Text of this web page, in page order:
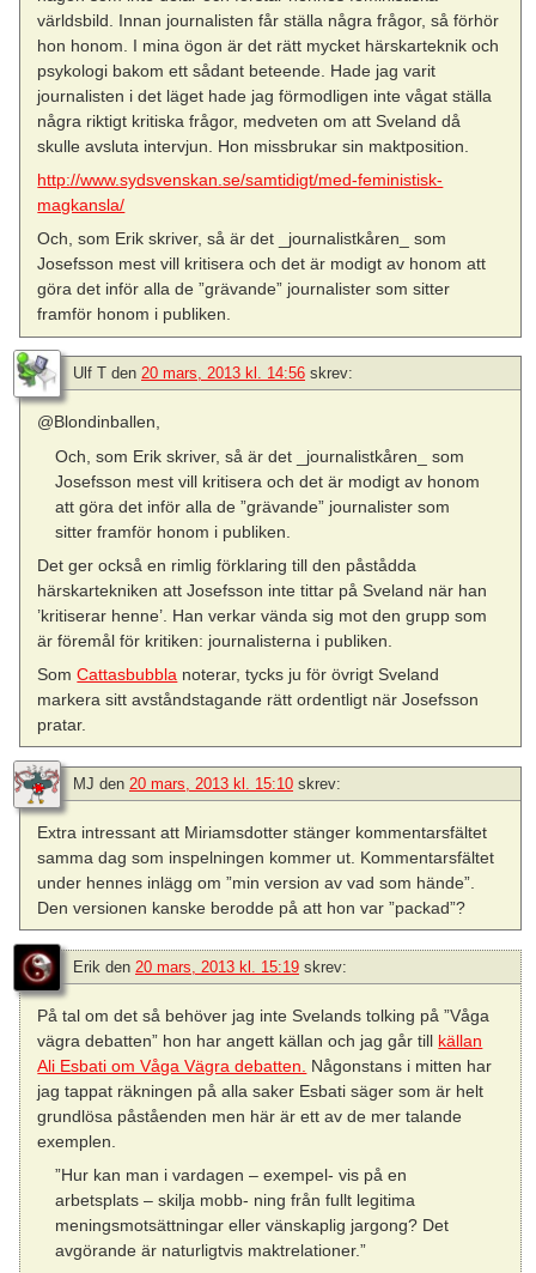
världsbild. Innan journalisten får ställa några frågor, så förhör
hon honom. I mina ögon är det rätt mycket härskarteknik och
psykologi bakom ett sådant beteende. Hade jag varit
journalisten i det läget hade jag förmodligen inte vågat ställa
några riktigt kritiska frågor, medveten om att Sveland då
skulle avsluta intervjun. Hon missbrukar sin maktposition.
http://www.sydsvenskan.se/samtidigt/med-feministisk-
magkansla/
Och, som Erik skriver, så är det _journalistkåren_ som
Josefsson mest vill kritisera och det är modigt av honom att
göra det inför alla de ”grävande” journalister som sitter
framför honom i publiken.
Ulf T den 20 mars, 2013 kl. 14:56 skrev:
@Blondinballen,
Och, som Erik skriver, så är det _journalistkåren_ som
Josefsson mest vill kritisera och det är modigt av honom
att göra det inför alla de ”grävande” journalister som
sitter framför honom i publiken.
Det ger också en rimlig förklaring till den påstådda
härskartekniken att Josefsson inte tittar på Sveland när han
’kritiserar henne’. Han verkar vända sig mot den grupp som
är föremål för kritiken: journalisterna i publiken.
SomCattasbubbla noterar, tycks ju för övrigt Sveland
markera sitt avståndstagande rätt ordentligt när Josefsson
pratar.
MJ den 20 mars, 2013 kl. 15:10 skrev:
Extra intressant att Miriamsdotter stänger kommentarsfältet
samma dag som inspelningen kommer ut. Kommentarsfältet
under hennes inlägg om ”min version av vad som hände”.
Den versionen kanske berodde på att hon var ”packad”?
Erik den 20 mars, 2013 kl. 15:19 skrev:
På tal om det så behöver jag inte Svelands tolking på ”Våga
vägra debatten” hon har angett källan och jag går till källan
Ali Esbati om Våga Vägra debatten. Någonstans i mitten har
jag tappat räkningen på alla saker Esbati säger som är helt
grundlösa påståenden men här är ett av de mer talande
exemplen.
”Hur kan man i vardagen – exempel- vis på en
arbetsplats – skilja mobb- ning från fullt legitima
meningsmotsättningar eller vänskaplig jargong? Det
avgörande är naturligtvis maktrelationer.”